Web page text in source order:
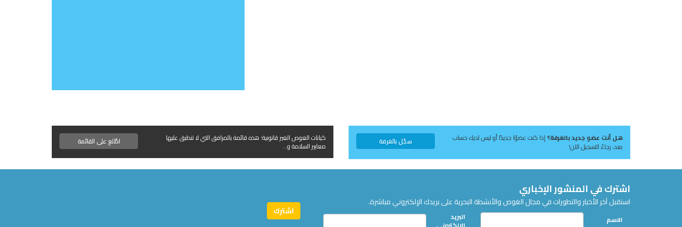
هل أنت عضو جديد بالغرفة؟إذا كنت عضوًا جديدًا أو ليس لديك حساب
بعد، رجاءً التسجيل الآن! سجّل بالغرفة كيانات الغوص الغير قانونية؛ هذه قائمة بالمرافق التي لا تنطبق عليها
معايير السلامة و... اطّلع على القائمة
اشترك في المنشور الإخباري
استقبل آخر الأخبار والتطورات في مجال الغوص والأنشطة البحرية على بريدك الإلكتروني مباشرة.
الاسم البريد